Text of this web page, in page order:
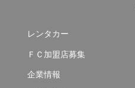
レンタカー
ＦＣ加盟店募集
企業情報